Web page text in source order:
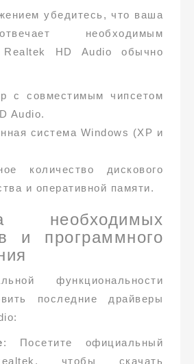
убедитесь, что ваша
необходимым
Realtek HD Audio обычно
с совместимым чипсетом
Audio.
система Windows (XP и
количество дискового
и оперативной памяти.
необходимых
и программного
функциональности
последние драйверы
: Посетите официальный
чтобы скачать